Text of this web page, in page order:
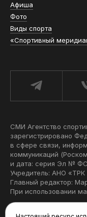
Афиша
Фото
Виды спорта
«Спортивный
СМИ Агентство
зарегистрировано
в сфере связи,
коммуникаций
и дата: серия Эл №
Учредитель: АНО
Главный редактор:
При использовании